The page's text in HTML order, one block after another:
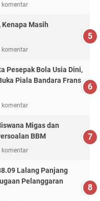
komentar
Kenapa Masih
komentar
Pesepak Bola Usia Dini,
Piala Bandara Frans
komentar
Migas dan
BBM
komentar
Lalang Panjang
Pelanggaran